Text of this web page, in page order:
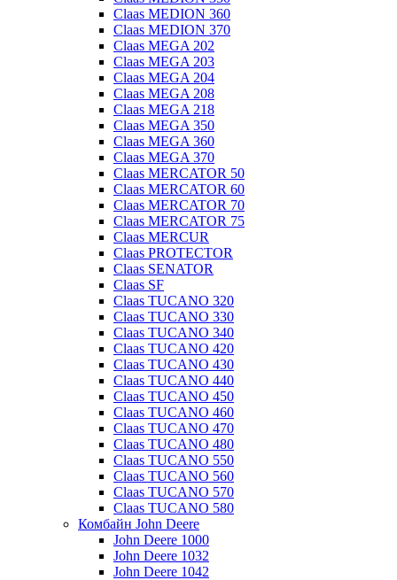
Claas MEDION 360
Claas MEDION 370
Claas MEGA 202
Claas MEGA 203
Claas MEGA 204
Claas MEGA 208
Claas MEGA 218
Claas MEGA 350
Claas MEGA 360
Claas MEGA 370
Claas MERCATOR 50
Claas MERCATOR 60
Claas MERCATOR 70
Claas MERCATOR 75
Claas MERCUR
Claas PROTECTOR
Claas SENATOR
Claas SF
Claas TUCANO 320
Claas TUCANO 330
Claas TUCANO 340
Claas TUCANO 420
Claas TUCANO 430
Claas TUCANO 440
Claas TUCANO 450
Claas TUCANO 460
Claas TUCANO 470
Claas TUCANO 480
Claas TUCANO 550
Claas TUCANO 560
Claas TUCANO 570
Claas TUCANO 580
Комбайн John Deere
John Deere 1000
John Deere 1032
John Deere 1042